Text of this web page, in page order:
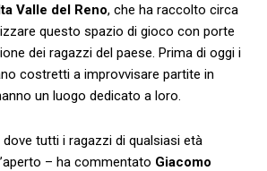
Valle del Reno, che ha raccolto circa
questo spazio di gioco con porte
dei ragazzi del paese. Prima di oggi i
costretti a improvvisare partite in
un luogo dedicato a loro.
tutti i ragazzi di qualsiasi età
– ha commentato Giacomo